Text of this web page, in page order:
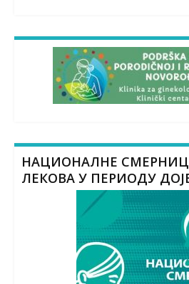
НАЦИОНАЛНЕ
ЛЕКОВА У ПЕРИОДУ